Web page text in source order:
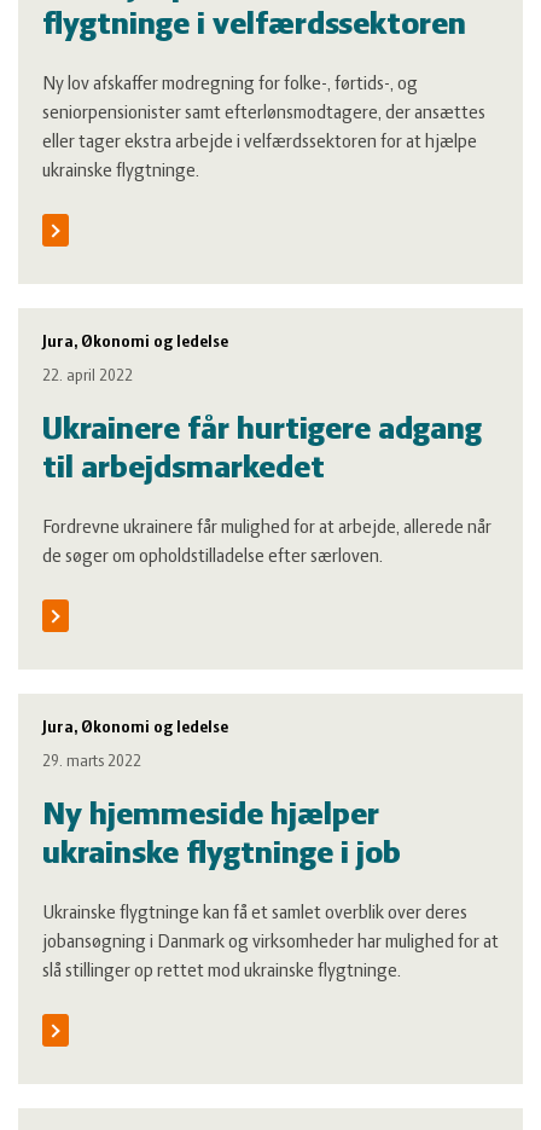
flygtninge i velfærdssektoren
Ny lov afskaffer modregning for folke-, førtids-, og
seniorpensionister samt efterlønsmodtagere, der ansættes
eller tager ekstra arbejde i velfærdssektoren for at hjælpe
ukrainske flygtninge.
Jura, Økonomi og ledelse
22. april 2022
Ukrainere får hurtigere adgang
til arbejdsmarkedet
Fordrevne ukrainere får mulighed for at arbejde, allerede når
de søger om opholdstilladelse efter særloven.
Jura, Økonomi og ledelse
29. marts 2022
Ny hjemmeside hjælper
ukrainske flygtninge i job
Ukrainske flygtninge kan få et samlet overblik over deres
jobansøgning i Danmark og virksomheder har mulighed for at
slå stillinger op rettet mod ukrainske flygtninge.